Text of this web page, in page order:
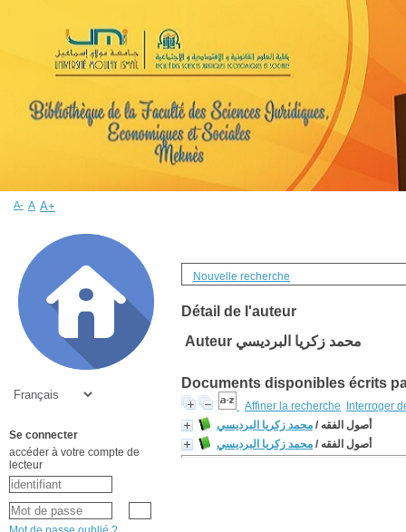
Nouvelle recherche
Détail de l'auteur
Auteur محمد زكريا البرديسي
Documents disponibles écrits
Affiner la recherche
Interroger
أصول الفقه / محمد زكريا البرديسي
أصول الفقه / محمد زكريا البرديسي
A- A A+
Se connecter
accéder à votre compte de
lecteur